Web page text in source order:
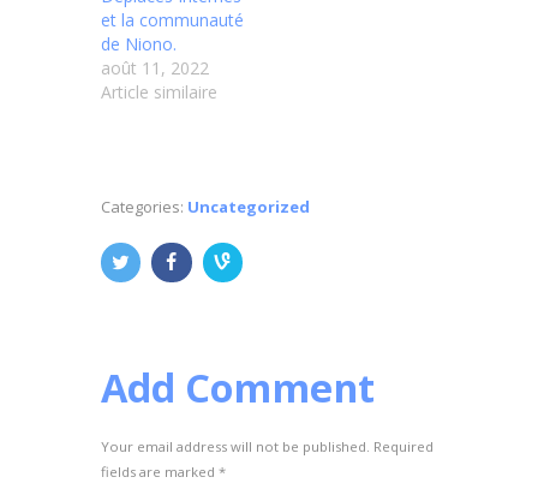
et la communauté
de Niono.
août 11, 2022
Article similaire
Categories: Uncategorized
Add Comment
Your email address will not be published. Required
fields are marked *